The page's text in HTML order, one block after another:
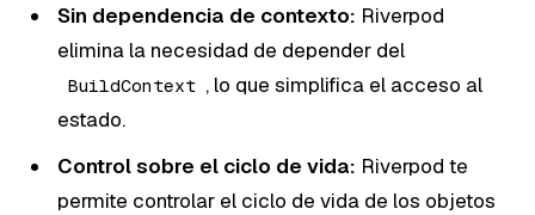
Sin dependencia de contexto: Riverpod
elimina la necesidad de depender del
BuildContext , lo que simplifica el acceso al
estado.
Control sobre el ciclo de vida: Riverpod te
permite controlar el ciclo de vida de los objetos